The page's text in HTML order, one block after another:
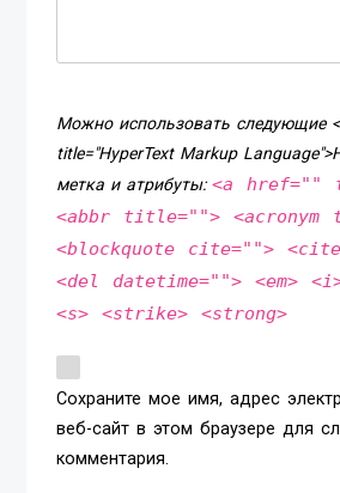
Можно использовать следующие
title="HyperText Markup
метка и атрибуты:<a href=""
<abbr title=""> <acronym
<blockquote cite="">
<del datetime=""> <em>
<s> <strike> <strong>
Сохраните мое имя, адрес
веб-сайт в этом браузере для
комментария.